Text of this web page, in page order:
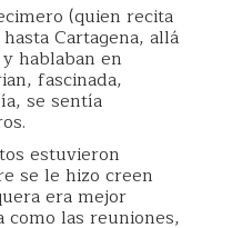
(quien recita
Cartagena, allá
hablaban en
fascinada,
se sentía
estuvieron
se le hizo creen
era mejor
las reuniones,